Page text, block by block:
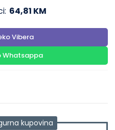
64,81 KM
Vibera
Whatsappa
kupovina